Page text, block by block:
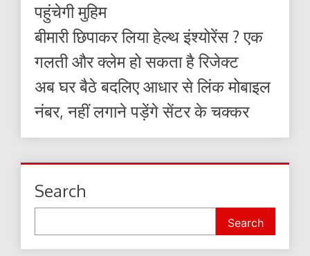
पहुंचेगी मुहिम
बीमारी छिपाकर लिया हेल्थ इंश्योरेंस ? एक
गलती और क्लेम हो सकता है रिजेक्ट
अब घर बैठे बदलिए आधार से लिंक मोबाइल
नंबर, नहीं लगाने पड़ेंगे सेंटर के चक्कर
Search
Search